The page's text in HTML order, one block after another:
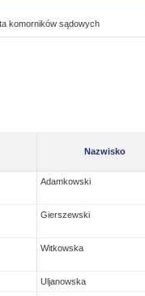
komorników sądowych
Nazwisko
Adamkowski
Gierszewski
Witkowska
Uljanowska